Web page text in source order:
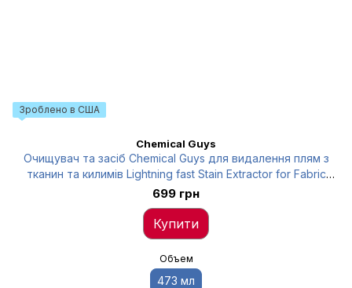
Зроблено в США
Chemical Guys
Очищувач та засіб Chemical Guys для видалення плям з
тканин та килимів Lightning fast Stain Extractor for Fabric
Chemical Guys SPI19116
699 грн
Купити
Объем
473 мл